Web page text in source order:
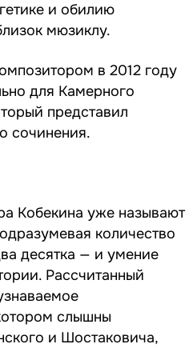
и обилию
мюзиклу.
в 2012 году
для Камерного
представил
сочинения.
Кобекина уже называют
количество
десятка — и умение
Рассчитанный
слышны
и Шостаковича,